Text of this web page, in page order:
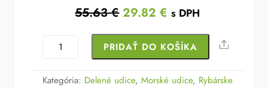
55.63€Original
was:
55.63 €.
29.82€ Current
is:
29.82 €.
s DPH
množstvo
Pro
PRIDAŤ DO KOŠÍKA Share
Kategória: Delené udice, Morské udice, Rybárske